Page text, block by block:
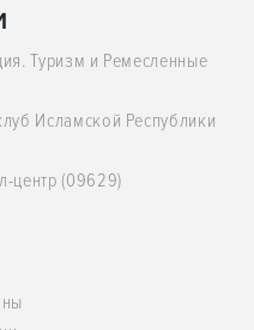
Туризм и Ремесленные
Исламской Республики
центр (09629)